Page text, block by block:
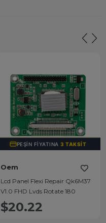
PEŞIN FIYATINA3 TAKSIT
Oem
Lcd Panel Flexi Repair Qk6M37
V1.0 FHD Lvds Rotate 180
$20.22